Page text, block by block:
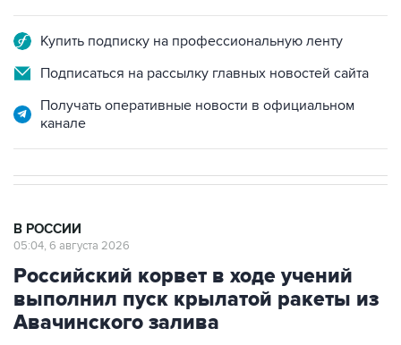
Купить подписку на профессиональную ленту
Подписаться на рассылку главных новостей сайта
Получать оперативные новости в официальном
канале
В РОССИИ
05:04, 6 августа 2026
Российский корвет в ходе учений
выполнил пуск крылатой ракеты из
Авачинского залива